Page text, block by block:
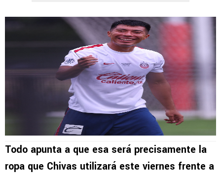
Todo apunta a que esa será precisamente la
ropa que Chivas utilizará este viernes frente a